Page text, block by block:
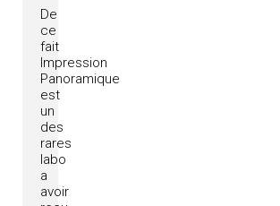
De
ce
fait
Impression
Panoramique
est
un
des
rares
labo
a
avoir